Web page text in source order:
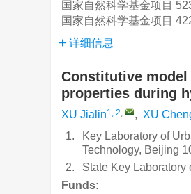
国家自然科学基金项目
国家自然科学基金项目
详细信息
Constitutive model
properties during
XU Jialin1, 2, , XU
1.
Key Laboratory of
Technology, Beijing
2.
State Key
Funds: